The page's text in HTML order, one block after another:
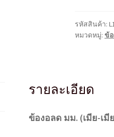
มม.
L1"Fx3/4"F
รหัสสินค้า:
หมวดหมู่:ข้
รายละเอียด
ข้องอลด มม. (เมีย-เมี